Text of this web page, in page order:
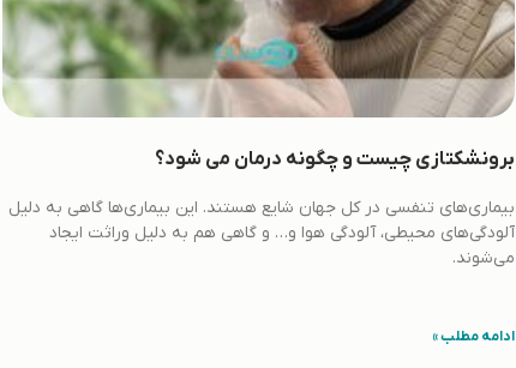
برونشکتازی چیست و چگونه درمان می شود؟
بیماری‌های تنفسی در کل جهان شایع هستند. این بیماری‌ها گاهی به دلیل
آلودگی‌های محیطی، آلودگی هوا و… و گاهی هم به دلیل وراثت ایجاد
می‌شوند.
ادامه مطلب »